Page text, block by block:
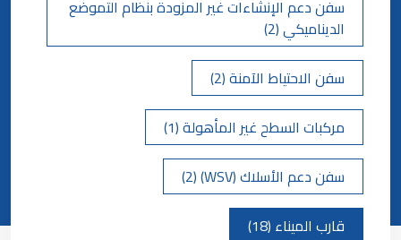
سفن دعم الإنشاءات غير المزودة بنظام التموضع
الديناميكي (2)
سفن الاحتياط الآمنة (2)
مركبات السطح غير المأهولة (1)
سفن دعم الأسلاك (WSV) (2)
قارب الميناء (18)